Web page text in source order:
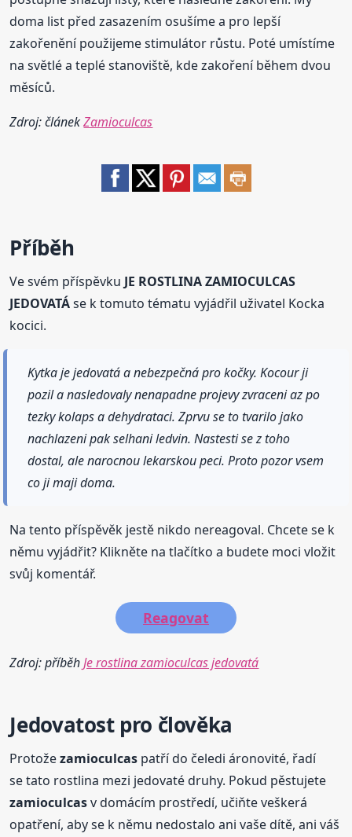
doma list před zasazením osušíme a pro lepší
zakořenění použijeme stimulátor růstu. Poté umístíme
na světlé a teplé stanoviště, kde zakoření během dvou
měsíců.
Zdroj: článekZamioculcas
Příběh
Ve svém příspěvku JE ROSTLINA ZAMIOCULCAS
JEDOVATÁse k tomuto tématu vyjádřil uživatel Kocka
kocici.
Kytka je jedovatá a nebezpečná pro kočky. Kocour ji
pozil a nasledovaly nenapadne projevy zvraceni az po
tezky kolaps a dehydrataci. Zprvu se to tvarilo jako
nachlazeni pak selhani ledvin. Nastesti se z toho
dostal, ale narocnou lekarskou peci. Proto pozor vsem
co ji maji doma.
Na tento příspěvěk jestě nikdo nereagoval. Chcete se k
němu vyjádřit? Klikněte na tlačítko a budete moci vložit
svůj komentář.
Reagovat
Zdroj: příběhJe rostlina zamioculcas jedovatá
Jedovatost pro člověka
Protožezamioculcas patří do čeledi áronovité, řadí
se tato rostlina mezi jedovaté druhy. Pokud pěstujete
zamioculcasv domácím prostředí, učiňte veškerá
opatření, aby se k němu nedostalo ani vaše dítě, ani váš